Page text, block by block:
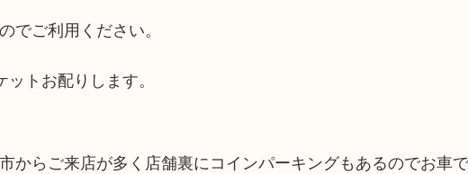
でご利用ください。
トお配りします。
からご来店が多く店舗裏にコインパーキングもあるのでお車